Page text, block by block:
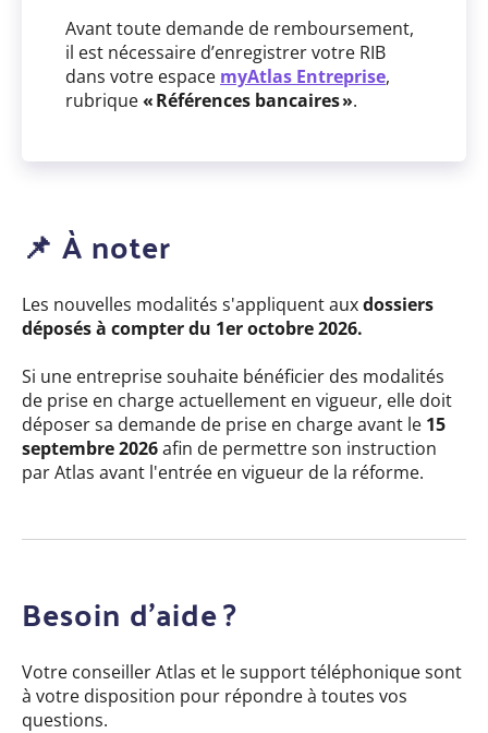
Avant toute demande de remboursement,
il est nécessaire d’enregistrer votre RIB
dans votre espace myAtlas Entreprise,
rubrique« Références bancaires ».
📌 À noter
Les nouvelles modalités s'appliquent auxdossiers
déposés à compter du 1er octobre 2026.
Si une entreprise souhaite bénéficier des modalités
de prise en charge actuellement en vigueur, elle doit
déposer sa demande de prise en charge avant le 15
septembre 2026afin de permettre son instruction
par Atlas avant l'entrée en vigueur de la réforme.
Besoin d’aide ?
Votre conseiller Atlas et le support téléphonique sont
à votre disposition pour répondre à toutes vos
questions.